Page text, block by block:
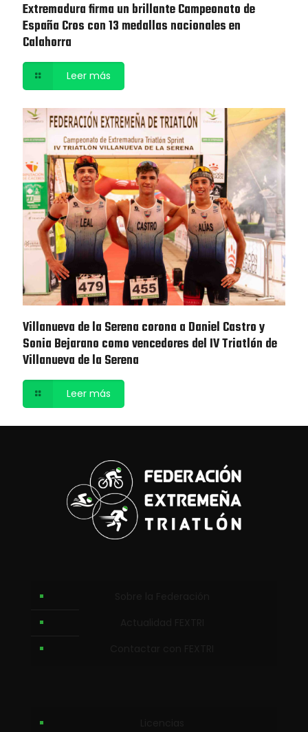
Extremadura firma un brillante Campeonato de
España Cros con 13 medallas nacionales en
Calahorra
Leer más
Villanueva de la Serena corona a Daniel Castro y
Sonia Bejarano como vencedores del IV Triatlón de
Villanueva de la Serena
Leer más